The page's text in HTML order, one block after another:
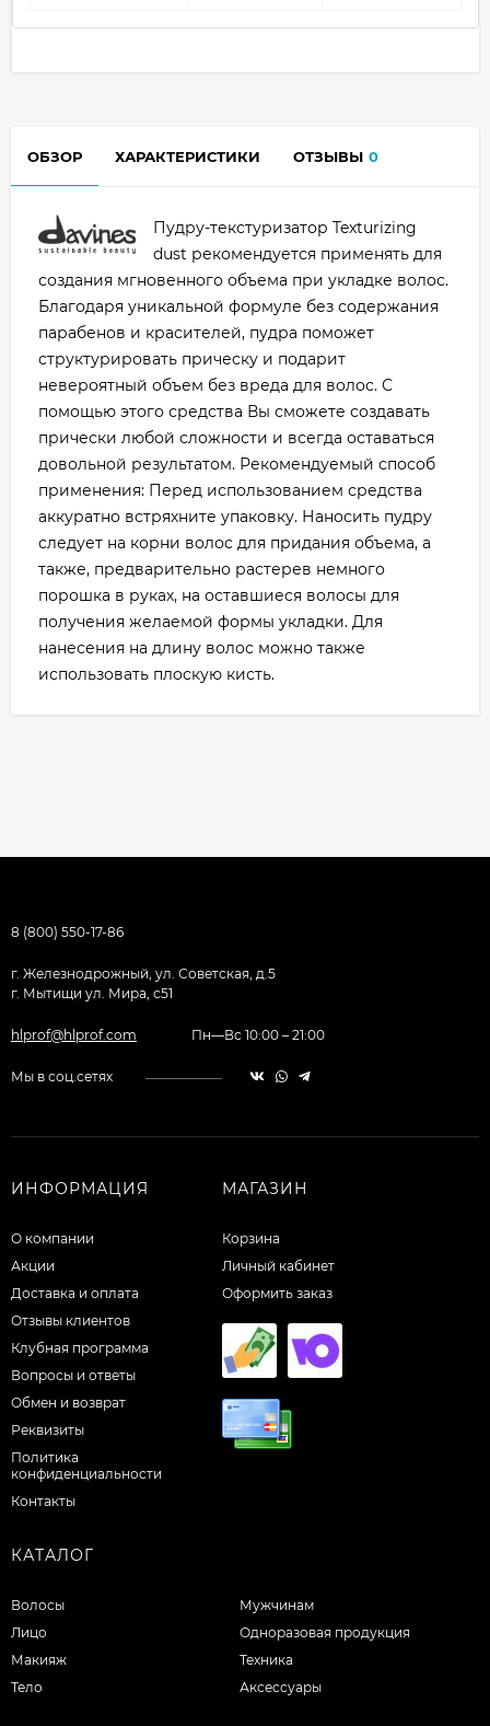
ОБЗОР ХАРАКТЕРИСТИКИ ОТЗЫВЫ 0
Пудру-текстуризатор Texturizing
dust рекомендуется применять для
создания мгновенного объема при укладке волос.
Благодаря уникальной формуле без содержания
парабенов и красителей, пудра поможет
структурировать прическу и подарит
невероятный объем без вреда для волос. С
помощью этого средства Вы сможете создавать
прически любой сложности и всегда оставаться
довольной результатом. Рекомендуемый способ
применения: Перед использованием средства
аккуратно встряхните упаковку. Наносить пудру
следует на корни волос для придания объема, а
также, предварительно растерев немного
порошка в руках, на оставшиеся волосы для
получения желаемой формы укладки. Для
нанесения на длину волос можно также
использовать плоскую кисть.
8 (800) 550-17-86
г. Железнодрожный, ул. Советская, д.5
г. Мытищи ул. Мира, с51
hlprof@hlprof.com Пн—Вс 10:00 – 21:00
Мы в соц.сетях
ИНФОРМАЦИЯ
О компании
Акции
Доставка и оплата
Отзывы клиентов
Клубная программа
Вопросы и ответы
Обмен и возврат
Реквизиты
Политика
конфиденциальности
Контакты
МАГАЗИН
Корзина
Личный кабинет
Оформить заказ
КАТАЛОГ
Волосы
Лицо
Макияж
Тело
Мужчинам
Одноразовая продукция
Техника
Аксессуары